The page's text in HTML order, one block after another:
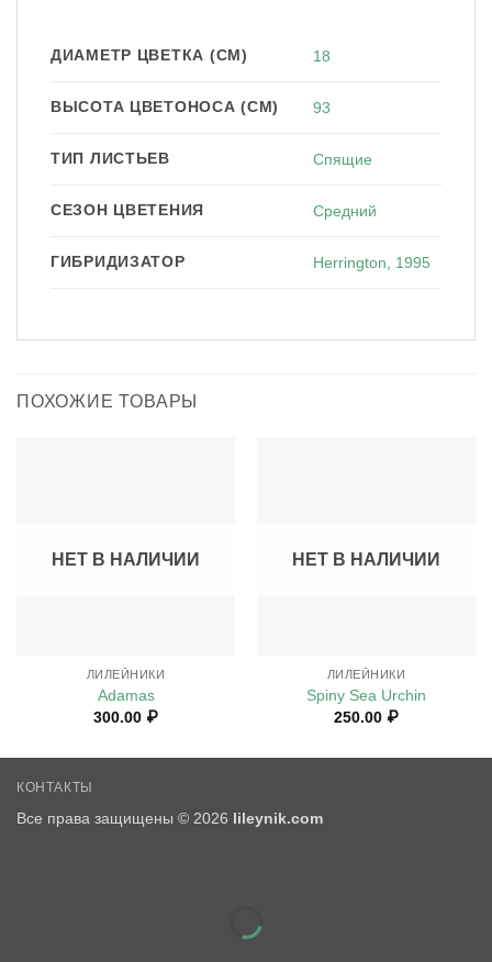
ДИАМЕТР ЦВЕТКА (СМ) 18
ВЫСОТА ЦВЕТОНОСА (СМ) 93
ТИП ЛИСТЬЕВ Спящие
СЕЗОН ЦВЕТЕНИЯ Средний
ГИБРИДИЗАТОР Herrington, 1995
ПОХОЖИЕ ТОВАРЫ
НЕТ В НАЛИЧИИ
ЛИЛЕЙНИКИ
Adamas
300.00 ₽
НЕТ В НАЛИЧИИ
ЛИЛЕЙНИКИ
Spiny Sea Urchin
250.00 ₽
КОНТАКТЫ
Все права защищены © 2026 lileynik.com